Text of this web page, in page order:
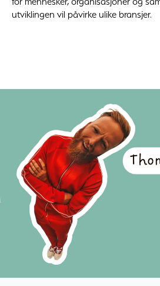
utviklingen vil påvirke ulike bransjer.